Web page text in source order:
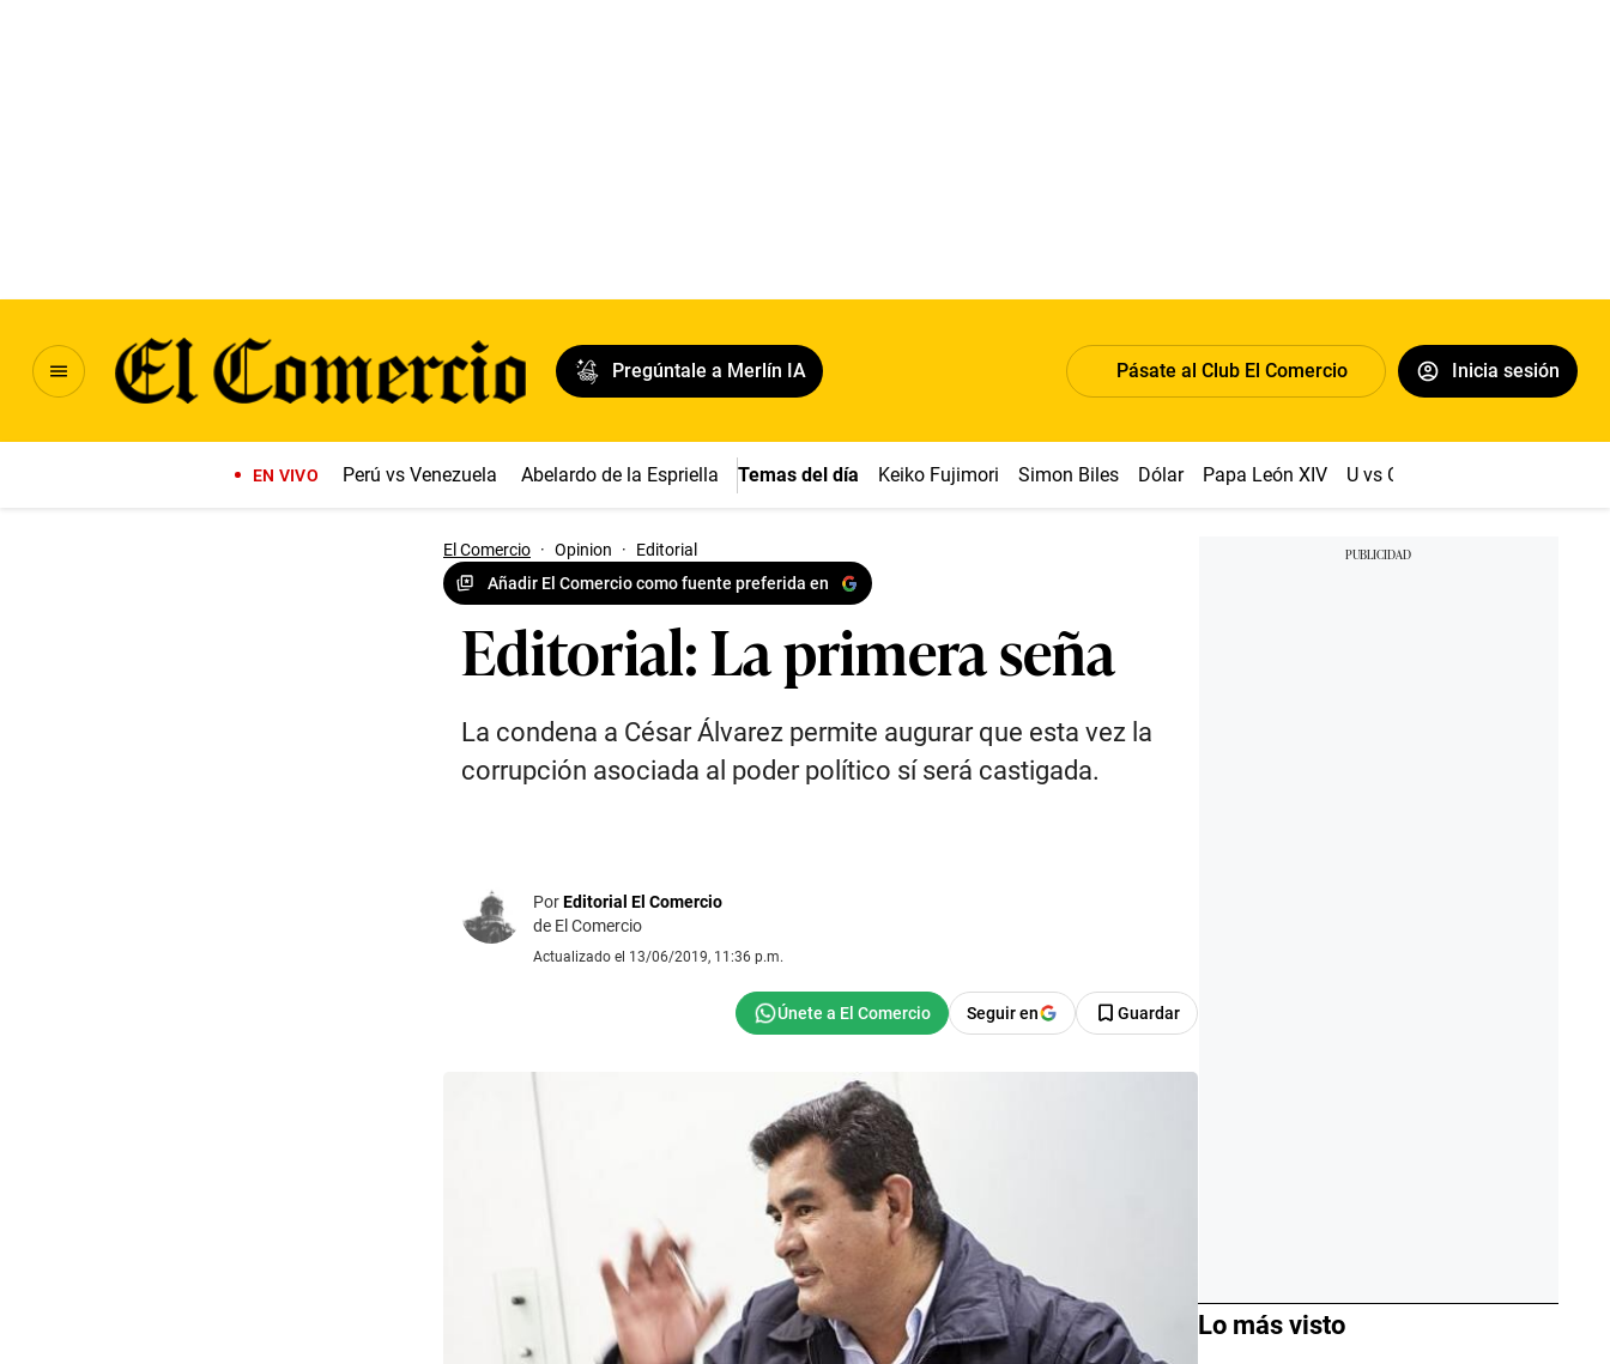
Pregúntale a Merlín IA Pásate al Club El Comercio Inicia sesión
EN VIVO Perú vs Venezuela Abelardo de la Espriella Temas del día Keiko Fujimori Simon Biles Dólar Papa León XIV U vs Cristal
El Comercio · Opinion ·
Editorial
Añadir El Comercio como fuente preferida en
Editorial: La primera seña
La condena a César Álvarez permite augurar que esta vez la
corrupción asociada al poder político sí será castigada.
PorEditorial El Comercio
de El Comercio
Actualizado el 13/06/2019, 11:36 p.m.
Seguir en Guardar
Lo más visto